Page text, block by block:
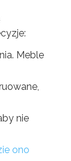
Meble
nie
ono